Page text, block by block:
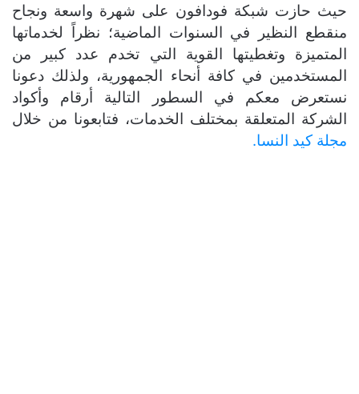
حيث حازت شبكة فودافون على شهرة واسعة ونجاح
منقطع النظير في السنوات الماضية؛ نظراً لخدماتها
المتميزة وتغطيتها القوية التي تخدم عدد كبير من
المستخدمين في كافة أنحاء الجمهورية، ولذلك دعونا
نستعرض معكم في السطور التالية أرقام وأكواد
الشركة المتعلقة بمختلف الخدمات، فتابعونا من خلال
مجلة كيد النسا.